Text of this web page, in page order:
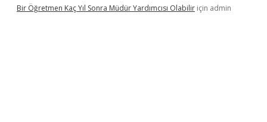
Bir Öğretmen Kaç Yıl Sonra Müdür Yardımcısı Olabilir için admin